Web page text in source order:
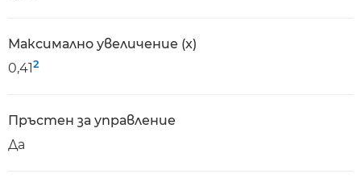
Максимално увеличение (x)
0,412
Пръстен за управление
Да